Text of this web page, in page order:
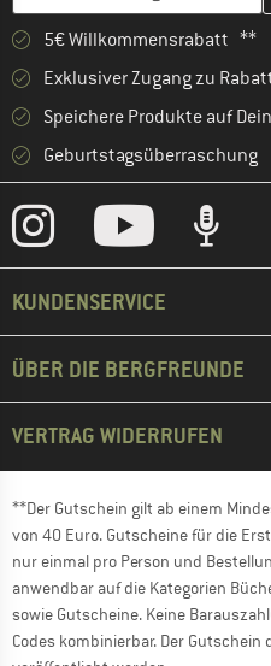
5€ Willkommensrabatt **
Exklusiver Zugang zu
Speichere Produkte auf
Geburtstagsüberraschung
KUNDENSERVICE
ÜBER DIE BERGFREUNDE
VERTRAG WIDERRUFEN
**Der Gutschein gilt ab einem
von 40 Euro. Gutscheine für die
nur einmal pro Person und
anwendbar auf die Kategorien
sowie Gutscheine. Keine
Codes kombinierbar. Der